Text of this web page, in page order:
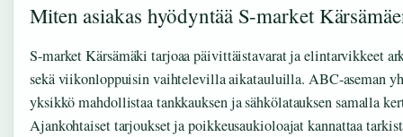
Miten asiakas hyödyntää S-market
S-market Kärsämäki tarjoaa päivittäistavarat ja elintarvikkeet
sekä viikonloppuisin vaihtelevilla aikatauluilla. ABC-aseman
yksikkö mahdollistaa tankkauksen ja sähkölatauksen samalla
Ajankohtaiset tarjoukset ja poikkeusaukioloajat kannattaa